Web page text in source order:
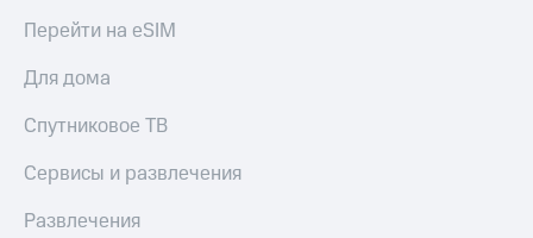
Перейти на eSIM
Для дома
Спутниковое ТВ
Сервисы и развлечения
Развлечения